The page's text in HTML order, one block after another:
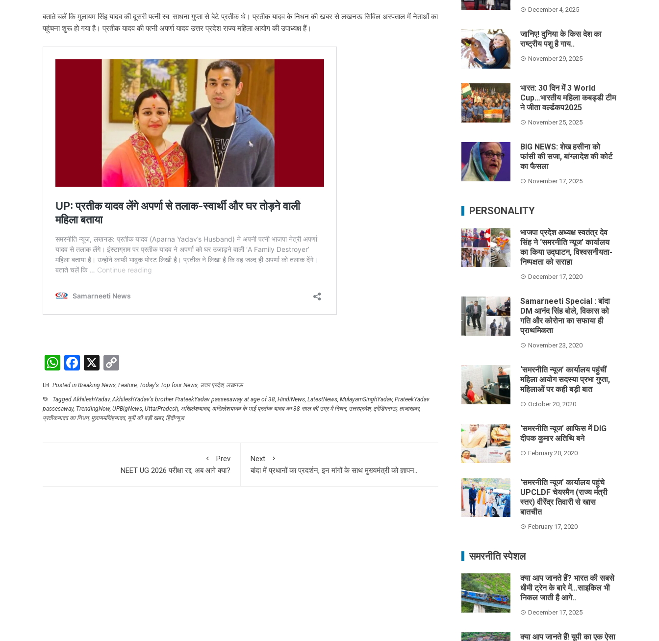
बताते चलें कि मुलायम सिंह यादव की दूसरी पत्नी स्व. साधना गुप्ता से बेटे प्रतीक थे। प्रतीक यादव के निधन की खबर से लखनऊ सिविल अस्पताल में नेताओं का
पहुंचना शुरू हो गया है। प्रतीक यादव की पत्नी अपर्णा यादव उत्तर प्रदेश राज्य महिला आयोग की उपाध्यक्ष हैं।
WhatsApp
Facebook
X
Link
Posted in Breaking News, Feature, Today's Top four News, उत्तर प्रदेश, लखनऊ
TaggedAkhileshYadav,AkhileshYadav's brother PrateekYadav passesaway at age of 38, HindiNews, LatestNews, MulayamSinghYadav, PrateekYadav
passesaway, TrendingNow, UPBigNews, UttarPradesh, अखिलेशयादव, अखिलेशयादव के भाई प्रतीक यादव का 38 साल की उम्र में निधन, उत्तरप्रदेश, ट्रेंडिंगनाऊ, ताजाखबर,
प्रतीकयादव का निधन, मुलायमसिंहयादव, यूपी की बड़ी खबर, हिंदीन्यूज
Prev
NEET UG 2026 परीक्षा रद्द, अब आगे क्या?
Next
बांदा में प्रधानों का प्रदर्शन, इन मांगों के साथ मुख्यमंत्री को ज्ञापन..
December 4, 2025
जानिए! दुनिया के किस देश का
राष्ट्रीय पशु है गाय..
November 29, 2025
भारत: 30 दिन में 3 World
Cup…भारतीय महिला कबड्डी टीम
ने जीता वर्ल्डकप2025
November 25, 2025
BIG NEWS: शेख हसीना को
फांसी की सजा, बांग्लादेश की कोर्ट
का फैसला
November 17, 2025
PERSONALITY
भाजपा प्रदेश अध्यक्ष स्वतंत्र देव
सिंह ने ‘समरनीति न्यूज’ कार्यालय
का किया उद्घाटन, विश्वसनीयता-
निष्पक्षता को सराहा
December 17, 2020
Samarneeti Special : बांदा
DM आनंद सिंह बोले, विकास को
गति और कोरोना का सफाया ही
प्राथमिकता
November 23, 2020
‘समरनीति न्यूज’ कार्यालय पहुंचीं
महिला आयोग सदस्या प्रभा गुप्ता,
महिलाओं पर कही बड़ी बात
October 20, 2020
‘समरनीति न्यूज’ आफिस में DIG
दीपक कुमार अतिथि बने
February 20, 2020
‘समरनीति न्यूज’ कार्यालय पहुंचे
UPCLDF चेयरमैन (राज्य मंत्री
स्तर) वीरेंद्र तिवारी से खास
बातचीत
February 17, 2020
समरनीति स्पेशल
क्या आप जानते हैं? भारत की सबसे
धीमी ट्रेन के बारे में…साइकिल भी
निकल जाती है आगे..
December 17, 2025
क्या आप जानते हैं! यूपी का एक ऐसा